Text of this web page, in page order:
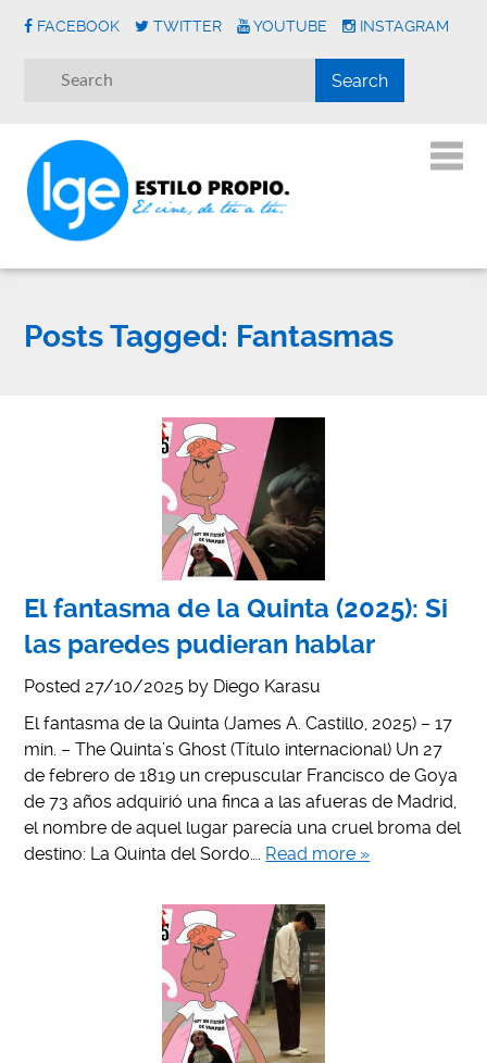
FACEBOOK TWITTER YOUTUBE INSTAGRAM
Posts Tagged: Fantasmas
El fantasma de la Quinta (2025): Si
las paredes pudieran hablar
Posted 27/10/2025 by Diego Karasu
El fantasma de la Quinta (James A. Castillo, 2025) – 17
min. – The Quinta’s Ghost (Título internacional) Un 27
de febrero de 1819 un crepuscular Francisco de Goya
de 73 años adquirió una finca a las afueras de Madrid,
el nombre de aquel lugar parecía una cruel broma del
destino: La Quinta del Sordo…. Read more »